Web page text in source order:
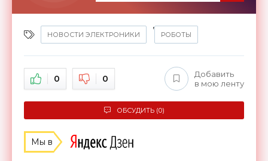
НОВОСТИ ЭЛЕКТРОНИКИ
,
РОБОТЫ
0 0
Добавить
в мою ленту
ОБСУДИТЬ (0)
Мы в